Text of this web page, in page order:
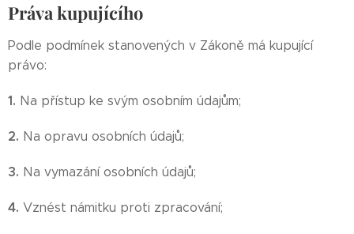
Práva kupujícího
Podle podmínek stanovených v Zákoně má kupující
právo:
1. Na přístup ke svým osobním údajům;
2. Na opravu osobních údajů;
3. Na vymazání osobních údajů;
4. Vznést námitku proti zpracování;